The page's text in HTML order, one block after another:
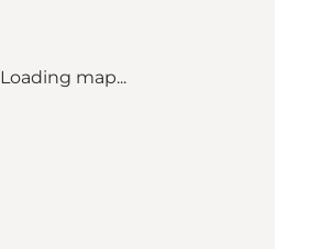
Loading map...